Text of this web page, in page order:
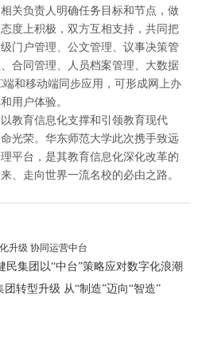
关负责人明确任务目标和节点，做
度上积极，双方互相支持，共同把
门户管理、公文管理、议事决策管
合同管理、人员档案管理、大数据
和移动端同步应用，可形成网上办
用户体验。
教育信息化支撑和引领教育现代
光荣。华东师范大学此次携手致远
平台，是其教育信息化深化改革的
、走向世界一流名校的必由之路。
升级 协同运营中台
民集团以“中台”策略应对数字化浪潮
转型升级 从“制造”迈向“智造”